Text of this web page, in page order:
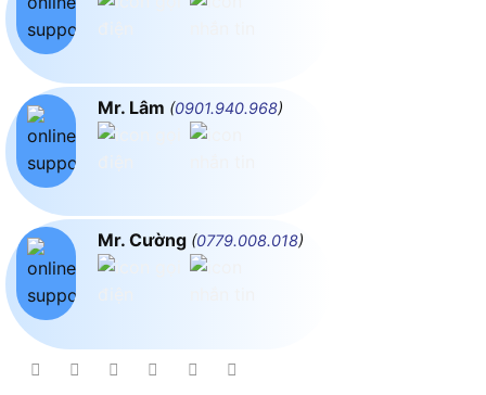
Mr. Lâm (0901.940.968)
Mr. Cường (0779.008.018)